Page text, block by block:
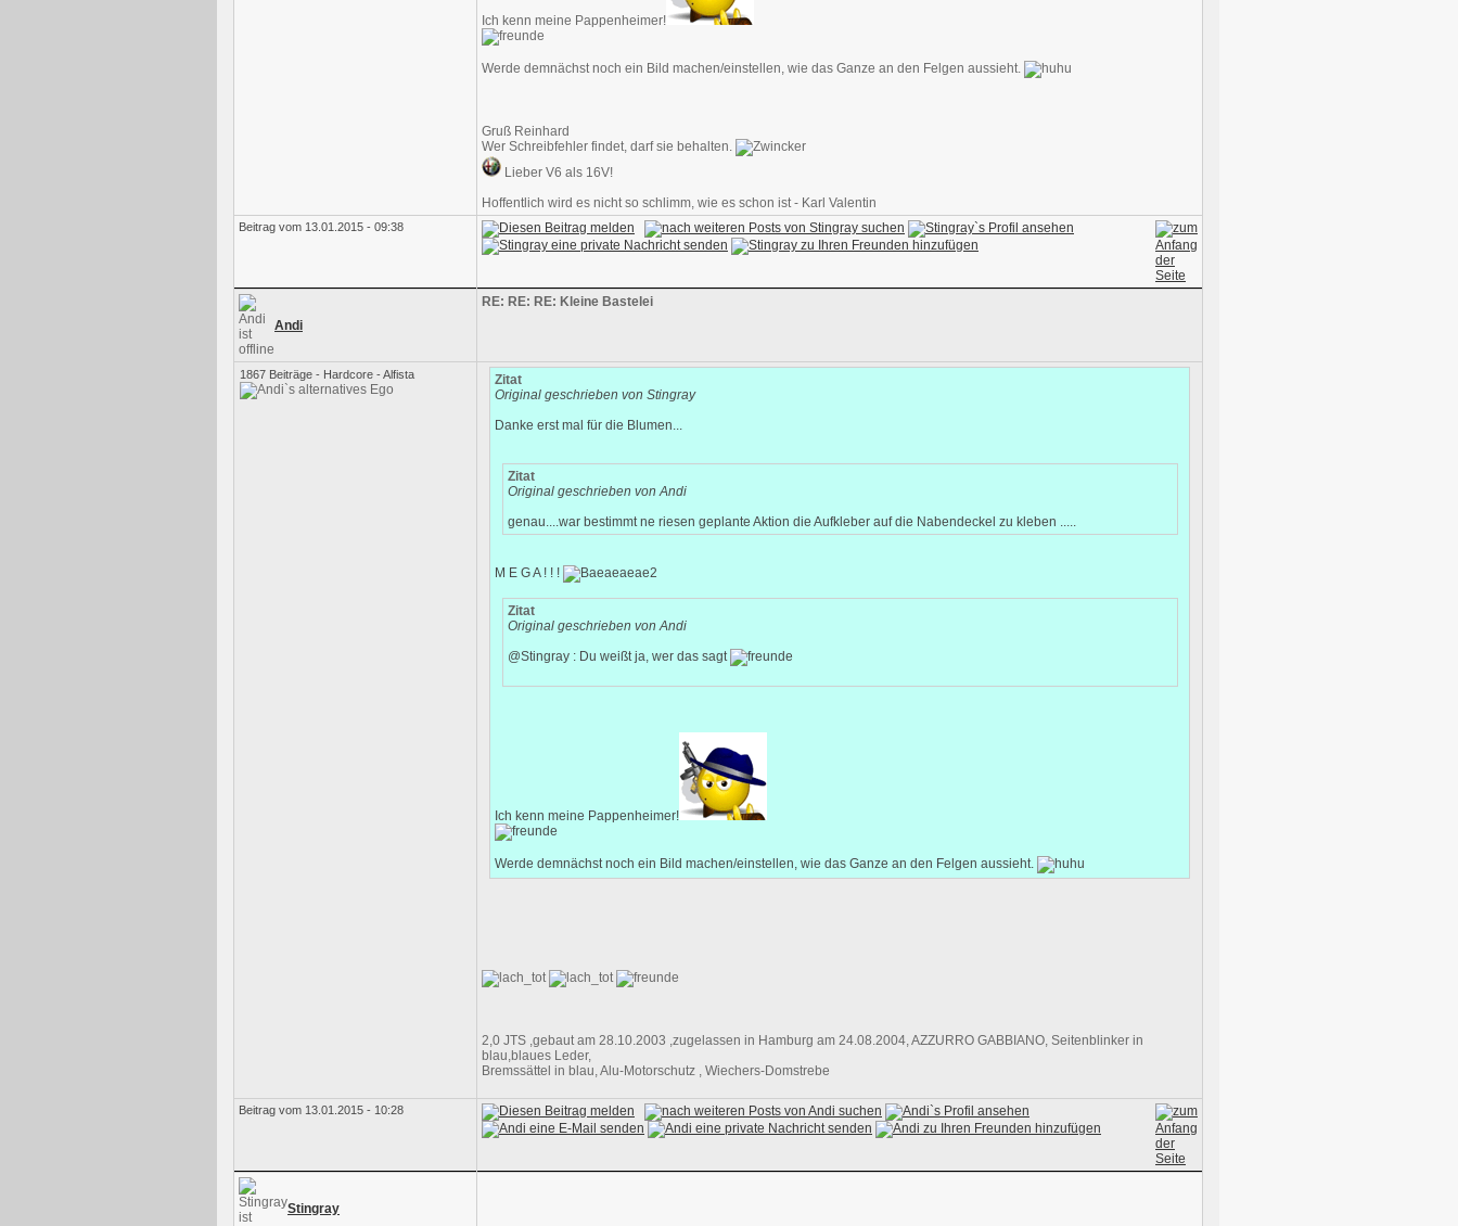
Ich kenn meine Pappenheimer!
Werde demnächst noch ein Bild machen/einstellen, wie das Ganze an den Felgen aussieht.
Gruß Reinhard
Wer Schreibfehler findet, darf sie behalten.
Lieber V6 als 16V!
Hoffentlich wird es nicht so schlimm, wie es schon ist - Karl Valentin
Beitrag vom 13.01.2015 - 09:38
Andi
RE: RE: RE: Kleine Bastelei
1867 Beiträge - Hardcore - Alfista
Zitat
Original geschrieben von Stingray
Danke erst mal für die Blumen...
Zitat
Original geschrieben von Andi
genau....war bestimmt ne riesen geplante Aktion die Aufkleber auf die Nabendeckel zu kleben .....
M E G A ! ! !
Zitat
Original geschrieben von Andi
@Stingray : Du weißt ja, wer das sagt
Ich kenn meine Pappenheimer!
Werde demnächst noch ein Bild machen/einstellen, wie das Ganze an den Felgen aussieht.
2,0 JTS ,gebaut am 28.10.2003 ,zugelassen in Hamburg am 24.08.2004, AZZURRO GABBIANO, Seitenblinker in
blau,blaues Leder,
Bremssättel in blau, Alu-Motorschutz , Wiechers-Domstrebe
Beitrag vom 13.01.2015 - 10:28
Stingray